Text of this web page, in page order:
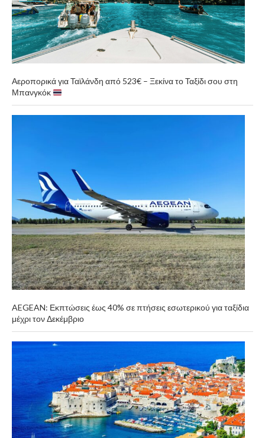
Αεροπορικά για Ταϊλάνδη από 523€ – Ξεκίνα το Ταξίδι σου στη
Μπανγκόκ
AEGEAN: Εκπτώσεις έως 40% σε πτήσεις εσωτερικού για ταξίδια
μέχρι τον Δεκέμβριο